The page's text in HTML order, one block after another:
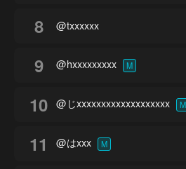
8 @txxxxxx
9 @hxxxxxxxxx M
10 @じxxxxxxxxxxxxxxxxxxx M
11 @はxxx M